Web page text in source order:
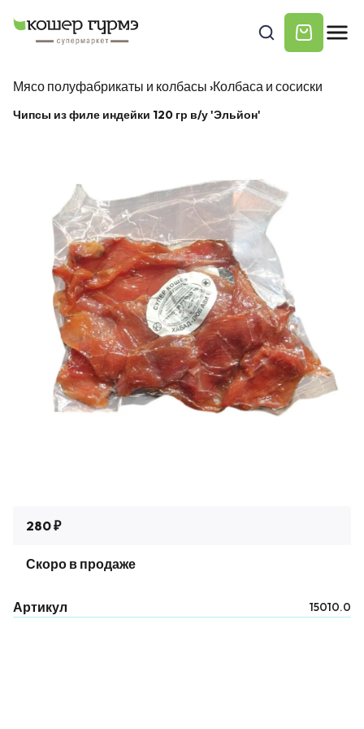
Мясо полуфабрикаты и колбасы ›Колбаса и сосиски
Чипсы из филе индейки 120 гр в/у 'Эльйон'
280 ₽
Скоро в продаже
Артикул 15010.0